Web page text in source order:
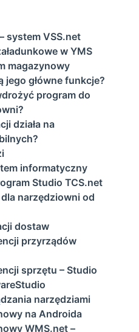
system VSS.net
w YMS
magazynowy
jego główne funkcje?
program do
działa na
informatyczny
Studio TCS.net
narzędziowni od
dostaw
przyrządów
sprzętu – Studio
narzędziami
na Androida
WMS.net –